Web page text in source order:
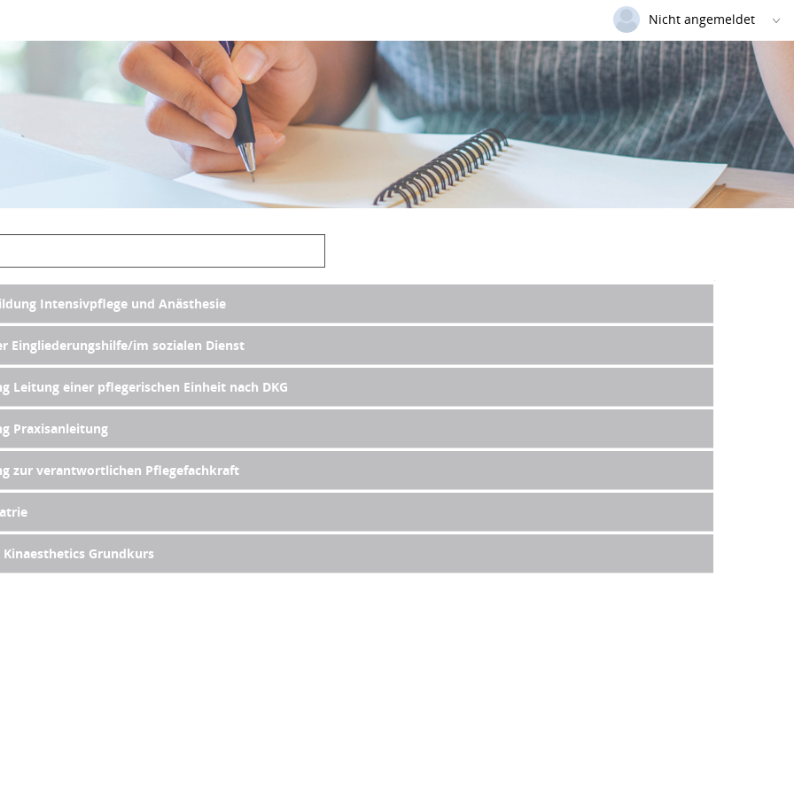
Nicht angemeldet
Deutsch
| Englisch
Login
Versionsnummer: 2025.3.06.58852
Intensivpflege und Anästhesie
Eingliederungshilfe/im sozialen Dienst
Leitung einer pflegerischen Einheit nach DKG
Praxisanleitung
zur verantwortlichen Pflegefachkraft
Grundkurs